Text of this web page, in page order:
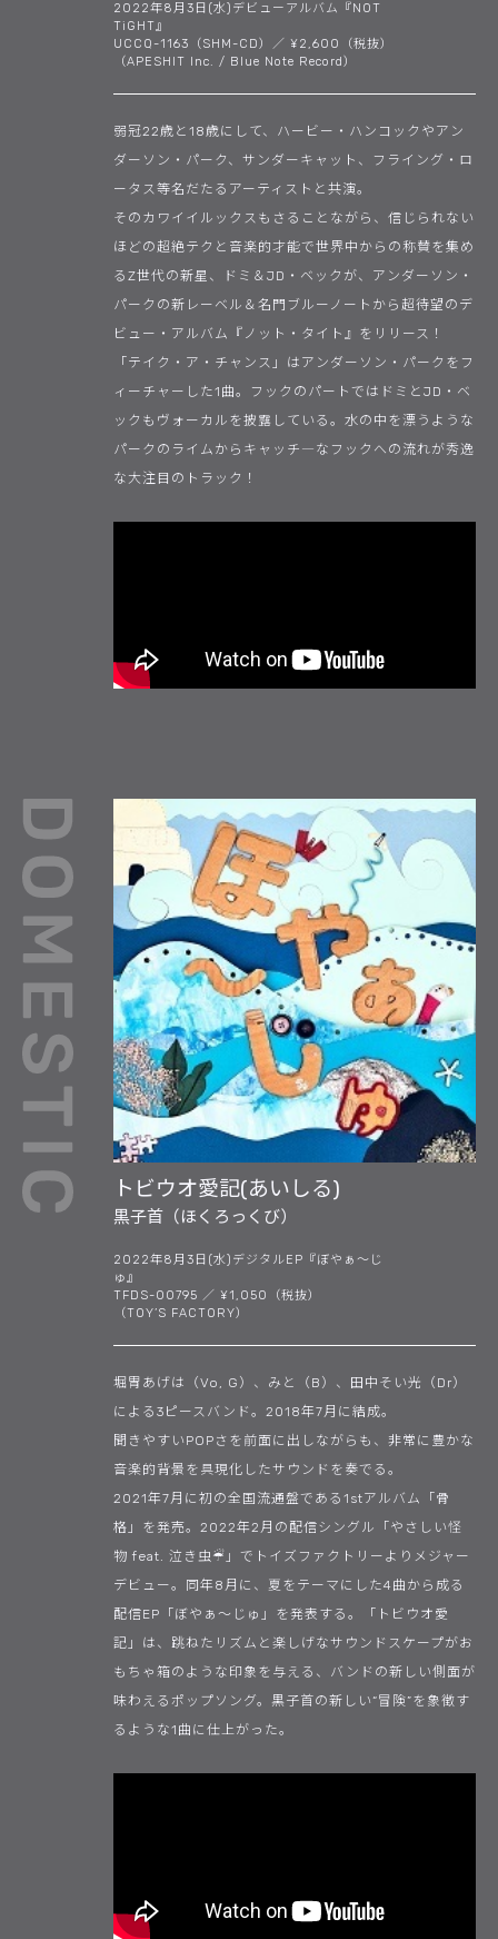
2022年8月3日(水)デビューアルバム『NOT
TiGHT』
UCCQ-1163（SHM-CD）／ ¥2,600（税抜）
（APESHIT Inc. / Blue Note Record）
弱冠22歳と18歳にして、ハービー・ハンコックやアン
ダーソン・パーク、サンダーキャット、フライング・ロ
ータス等名だたるアーティストと共演。
そのカワイイルックスもさることながら、信じられない
ほどの超絶テクと音楽的才能で世界中からの称賛を集め
るZ世代の新星、ドミ＆JD・ベックが、アンダーソン・
パークの新レーベル＆名門ブルーノートから超待望のデ
ビュー・アルバム『ノット・タイト』をリリース！
「テイク・ア・チャンス」はアンダーソン・パークをフ
ィーチャーした1曲。フックのパートではドミとJD・ベ
ックもヴォーカルを披露している。水の中を漂うような
パークのライムからキャッチ―なフックへの流れが秀逸
な大注目のトラック！
トビウオ愛記(あいしる)
黒子首（ほくろっくび）
2022年8月3日(水)デジタルEP『ぼやぁ～じ
ゅ』
TFDS-00795 ／ ¥1,050（税抜）
（TOY’S FACTORY）
堀胃あげは（Vo, G）、みと（B）、田中そい光（Dr）
による3ピースバンド。2018年7月に結成。
聞きやすいPOPさを前面に出しながらも、非常に豊かな
音楽的背景を具現化したサウンドを奏でる。
2021年7月に初の全国流通盤である1stアルバム「骨
格」を発売。2022年2月の配信シングル「やさしい怪
物 feat. 泣き虫☔︎」でトイズファクトリーよりメジャー
デビュー。同年8月に、夏をテーマにした4曲から成る
配信EP「ぼやぁ〜じゅ」を発表する。「トビウオ愛
記」は、跳ねたリズムと楽しげなサウンドスケープがお
もちゃ箱のような印象を与える、バンドの新しい側面が
味わえるポップソング。黒子首の新しい“冒険”を象徴す
るような1曲に仕上がった。